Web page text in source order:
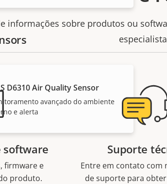
D6310 Air Quality Sensor
avançado do ambiente
e alerta
informações sobre produtos ou
software
firmware e
produto.
Suporte
Entre em contato com
de suporte para